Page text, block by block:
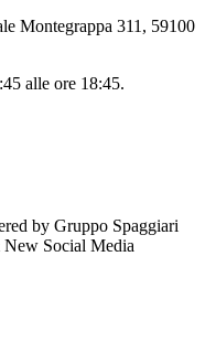
Montegrappa 311, 59100
alle ore 18:45.
by Gruppo Spaggiari
Social Media